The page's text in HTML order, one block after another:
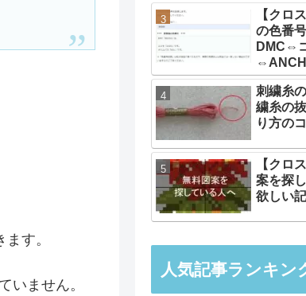
す。
いません。
【クロ
の色番
DMC⇔
刺繍糸
繍糸の
り方の
【クロ
案を探
欲しい
人気記事ランキン